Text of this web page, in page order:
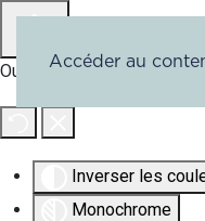
Outils d'accessibilité
Inverser les
Monochrome
Accéder au